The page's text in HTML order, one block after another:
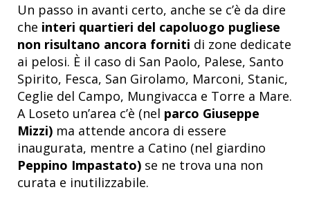
Un passo in avanti certo, anche se c’è da dire
che interi quartieri del capoluogo pugliese
non risultano ancora forniti di zone dedicate
ai pelosi. È il caso di San Paolo, Palese, Santo
Spirito, Fesca, San Girolamo, Marconi, Stanic,
Ceglie del Campo, Mungivacca e Torre a Mare.
A Loseto un’area c’è (nel parco Giuseppe
Mizzi) ma attende ancora di essere
inaugurata, mentre a Catino (nel giardino
Peppino Impastato) se ne trova una non
curata e inutilizzabile.